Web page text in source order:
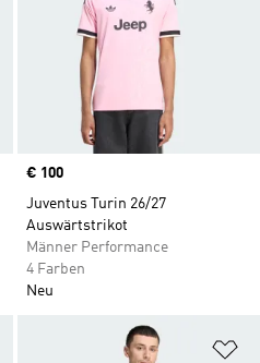
Price
€ 100
Juventus Turin 26/27
Auswärtstrikot
Männer Performance
4 Farben
Neu
Zur Wunschliste hinzufügen